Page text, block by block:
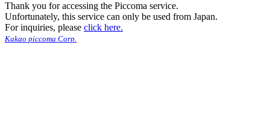
Thank you for accessing the Piccoma service.
Unfortunately, this service can only be used from Japan.
For inquiries, please click here.
Kakao piccoma Corp.